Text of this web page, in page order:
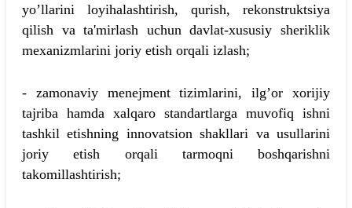
yo’llarini loyihalashtirish, qurish, rekonstruktsiya
qilish va ta'mirlash uchun davlat-xususiy sheriklik
mexanizmlarini joriy etish orqali izlash;
- zamonaviy menejment tizimlarini, ilg’or xorijiy
tajriba hamda xalqaro standartlarga muvofiq ishni
tashkil etishning innovatsion shakllari va usullarini
joriy etish orqali tarmoqni boshqarishni
takomillashtirish;